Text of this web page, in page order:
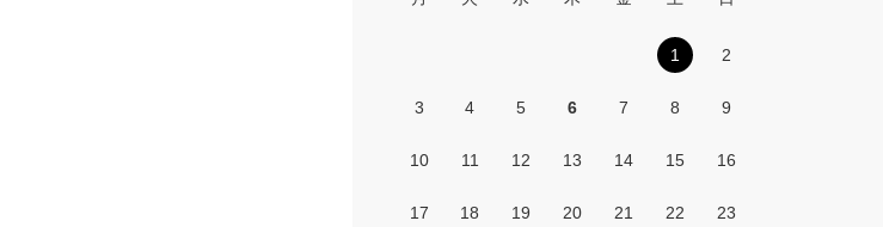
1 2
3 4 5 6 7 8 9
10 11 12 13 14 15 16
17 18 19 20 21 22 23